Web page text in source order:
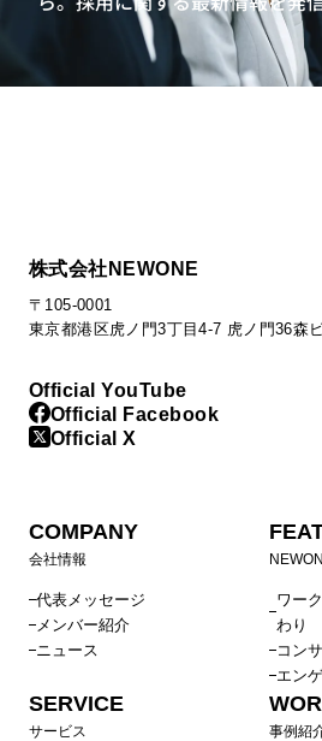
株式会社NEWONE
〒105-0001
東京都港区虎ノ門3丁目4-7 虎ノ門36森
Official YouTube
Official Facebook
Official X
COMPANY
会社情報
代表メッセージ
メンバー紹介
ニュース
ワー
わり
コン
エン
SERVICE
サービス 事例紹